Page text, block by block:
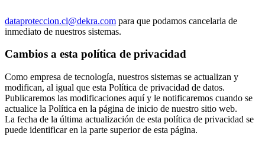
dataproteccion.cl@dekra.com para que podamos cancelarla de
inmediato de nuestros sistemas.
Cambios a esta política de privacidad
Como empresa de tecnología, nuestros sistemas se actualizan y
modifican, al igual que esta Política de privacidad de datos.
Publicaremos las modificaciones aquí y le notificaremos cuando se
actualice la Política en la página de inicio de nuestro sitio web.
La fecha de la última actualización de esta política de privacidad se
puede identificar en la parte superior de esta página.